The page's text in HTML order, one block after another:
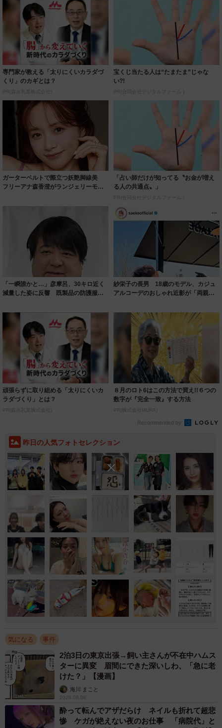
専門家が教える「太りにくいカラダづ
くり」のカギとは？
PR(森永乳業株式会社)
宝くじ当たる人は“たまたま”じゃな
い?!
PR(合同会社デジタルファーム )
ガーターベルトで際立つ妖艶脚線美
フリーアナ森香澄がランジェリーモデ
「占い師だけが知ってる〝お金が増え
る人の共通点〟」
PR(合同会社デジタルファーム )
「一瞬誰かと…」彦摩呂、30キロ近く
減量した姿に反響 既製品の防護服が
紗栄子の長男 18歳のモデル、カジュ
アルコーデのおしゃれ近影が「両親の
頑張らずに取り組める「太りにくいカ
ラダづくり」とは？
PR(森永乳業株式会社)
８月のロト6はこの方法で買え!!６つの
数字が『完全一致』する方法
PR(株式会社MURA)
Recommended by
昨日の人気フォトセレクション
気になる 事件
2泊3日の東京出張→飼い主さんが不在中ハムス
ターに異変 眉間にできた深いしわ、「急に老
けた？」【漫画】
海川 まこと
2026.08.08
酔って転んでアザだらけ ネイルも折れて超悲
惨 ケガが絶えない夜のお仕事 「病院代」と